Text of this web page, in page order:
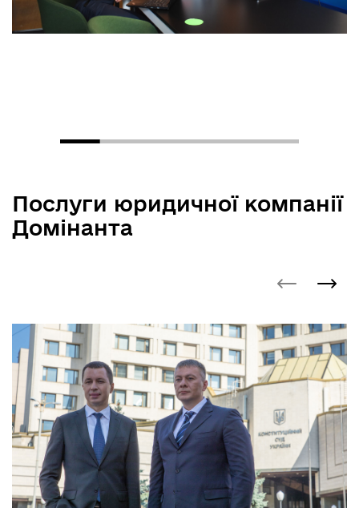
Послуги юридичної компанії
Домінанта